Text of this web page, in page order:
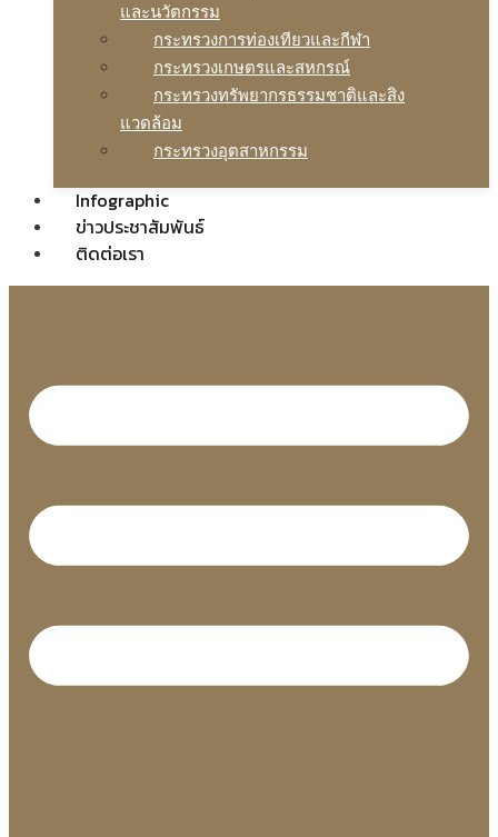
และนวัตกรรม
กระทรวงการท่องเทียวและกีฬา
กระทรวงเกษตรและสหกรณ์
กระทรวงทรัพยากรธรรมชาติและสิง
แวดล้อม
กระทรวงอุตสาหกรรม
Infographic
ข่าวประชาสัมพันธ์
ติดต่อเรา